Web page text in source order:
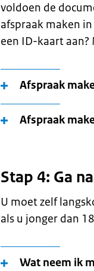
voldoen de
afspraak maken
een ID-kaart
Afspraak
Afspraak
Stap 4: Ga
U moet zelf
als u jonger dan
Wat neem ik